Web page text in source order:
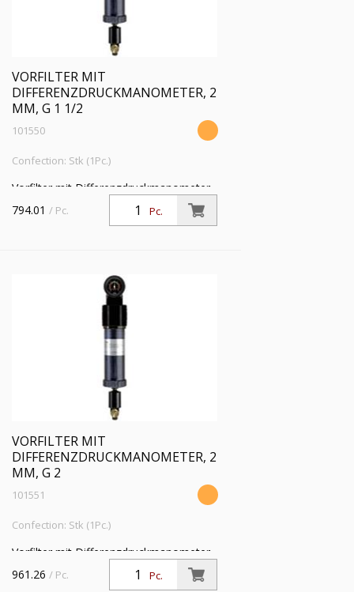
VORFILTER MIT
DIFFERENZDRUCKMANOMETER, 2
ΜM, G 1 1/2
101550
Confection: Stk (1Pc.)
Vorfilter mit Differenzdruckmanometer,
2 µm, G 1 1/2, Eingangsdruck 4 - 16 bar,
Mediums-Umgebungstemperatur 5 °C
Pc.
794.01 / Pc.
VORFILTER MIT
DIFFERENZDRUCKMANOMETER, 2
ΜM, G 2
101551
Confection: Stk (1Pc.)
Vorfilter mit Differenzdruckmanometer,
2 µm, G 2, Eingangsdruck 4 - 16 bar,
Mediums-Umgebungstemperatur 5 °C
Pc.
961.26 / Pc.